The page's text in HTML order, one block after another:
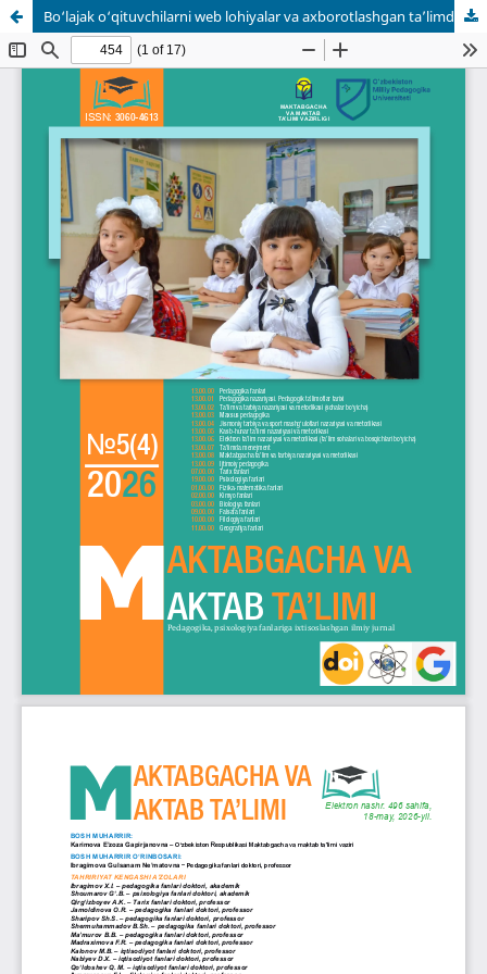
Bo‘lajak o‘qituvchilarni web lohiyalar va axborotlashgan ta’limdan foydalanish ko‘nikmalarini shakllantirishning asosiy xususiyatlari